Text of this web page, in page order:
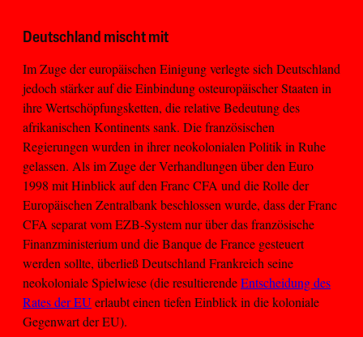
Deutschland mischt mit
Im Zuge der europäischen Einigung verlegte sich Deutschland
jedoch stärker auf die Einbindung osteuropäischer Staaten in
ihre Wertschöpfungsketten, die relative Bedeutung des
afrikanischen Kontinents sank. Die französischen
Regierungen wurden in ihrer neokolonialen Politik in Ruhe
gelassen. Als im Zuge der Verhandlungen über den Euro
1998 mit Hinblick auf den Franc CFA und die Rolle der
Europäischen Zentralbank beschlossen wurde, dass der Franc
CFA separat vom EZB-System nur über das französische
Finanzministerium und die Banque de France gesteuert
werden sollte, überließ Deutschland Frankreich seine
neokoloniale Spielwiese (die resultierendeEntscheidung des
Rates der EUerlaubt einen tiefen Einblick in die koloniale
Gegenwart der EU).